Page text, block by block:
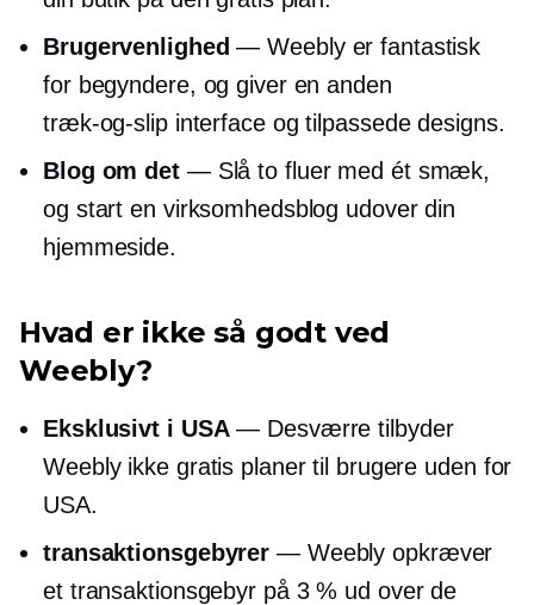
Brugervenlighed — Weebly er fantastisk
for begyndere, og giver en anden
træk-og-slipinterface og tilpassede designs.
Blog om det— Slå to fluer med ét smæk,
og start en virksomhedsblog udover din
hjemmeside.
Hvad er ikke så godt ved
Weebly?
Eksklusivt i USA— Desværre tilbyder
Weebly ikke gratis planer til brugere uden for
USA.
transaktionsgebyrer — Weebly opkræver
et transaktionsgebyr på 3 % ud over de